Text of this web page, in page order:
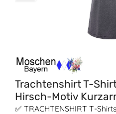
Trachtenshirt T-
Hirsch-Motiv
✅ TRACHTENSHIRT T-